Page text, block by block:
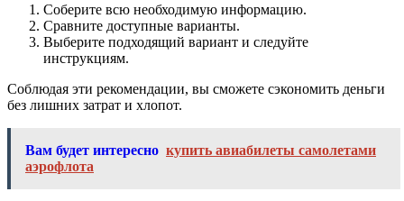
Соберите всю необходимую информацию.
Сравните доступные варианты.
Выберите подходящий вариант и следуйте
инструкциям.
Соблюдая эти рекомендации, вы сможете сэкономить деньги
без лишних затрат и хлопот.
Вам будет интересно купить авиабилеты самолетами
аэрофлота